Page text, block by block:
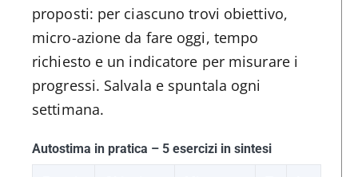
proposti: per ciascuno trovi obiettivo,
micro-azione da fare oggi, tempo
richiesto e un indicatore per misurare i
progressi. Salvala e spuntala ogni
settimana.
Autostima in pratica – 5 esercizi in sintesi